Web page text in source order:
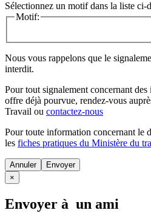
Sélectionnez un motif dans la liste ci-
Motif:
Nous vous rappelons que le
interdit.
Pour tout signalement concernant des
offre déjà pourvue, rendez-vous
Travail ou contactez-nous
Pour toute information concernant le
les fiches pratiques du Ministère du
Annuler
×
Envoyer à un ami